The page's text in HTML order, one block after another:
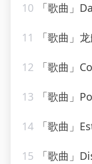
10 「歌曲」
11 「歌曲」
12 「歌曲」
13 「歌曲」
14 「歌曲」
15 「歌曲」Disco